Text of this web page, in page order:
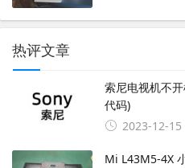
热评文章
索尼电视机不
代码)
2023-12-15
Mi L43M5-4X